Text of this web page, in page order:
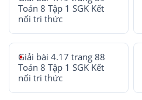
Toán 8 Tập 1 SGK Kết
nối tri thức
Giải bài 4.17 trang 88
Toán 8 Tập 1 SGK Kết
nối tri thức